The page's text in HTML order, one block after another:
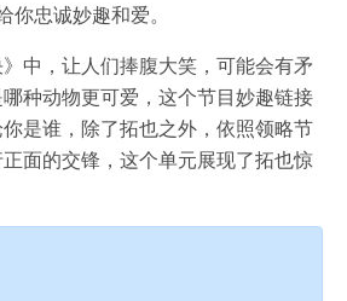
忠诚妙趣和爱。
中，让人们捧腹大笑，可能会有矛
种动物更可爱，这个节目妙趣链接
是谁，除了拓也之外，依照领略节
面的交锋，这个单元展现了拓也惊